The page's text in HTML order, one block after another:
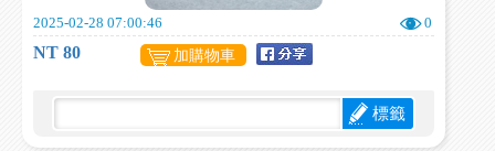
2025-02-28 07:00:46 0
NT 80 加購物車
標籤